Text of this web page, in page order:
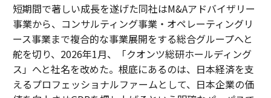
短期間で著しい成長を遂げた同社はM&Aアドバイザリー
事業から、コンサルティング事業・オペレーティングリ
ース事業まで複合的な事業展開をする総合グループへと
舵を切り、2026年1月、「クオンツ総研ホールディング
ス」へと社名を改めた。根底にあるのは、日本経済を支
えるプロフェッショナルファームとして、日本企業の価